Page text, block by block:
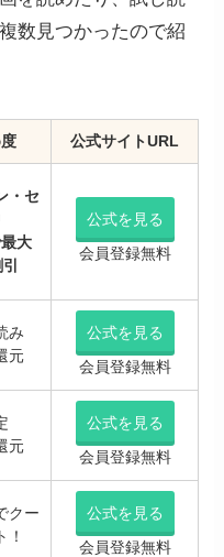
数見つかったので紹
公式サイトURL
・セ
大
公式を見る
会員登録無料
み
元
公式を見る
会員登録無料
元
公式を見る
会員登録無料
クー
！
公式を見る
会員登録無料